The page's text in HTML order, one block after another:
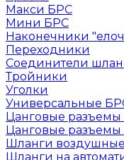
Макси БРС
Мини БРС
Наконечники
Переходники
Соединители
Тройники
Уголки
Универсальные
Цанговые разъемы
Цанговые разъемы
Шланги воздушные
Шланги на